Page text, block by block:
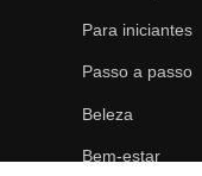
Para iniciantes
Passo a passo
Beleza
Bem-estar